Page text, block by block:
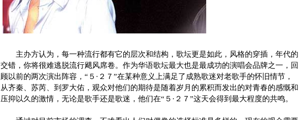
主办方认为，每一种流行都有它的层次和结构，歌坛更是如此，风格的穿插，年代的
交错，你将很难逃脱流行飓风席卷。作为华语歌坛最大也是最成功的演唱会品牌之一，回
顾以前的两次演出阵容，“５·２７”在某种意义上满足了成熟歌迷对老歌手的怀旧情节，
从齐秦、苏芮、到罗大佑，观众对他们的期待是随着岁月的累积而发出的对青春的感慨和
压抑以久的激情，无论是歌手还是歌迷，他们在“５·２７”这天会得到最大程度的共鸣。